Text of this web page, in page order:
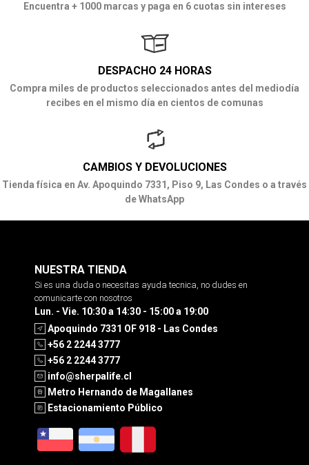
Encuentra + 1000 marcas y paga en 6 cuotas sin intereses
DESPACHO 24 HORAS
Compra miles de productos seleccionados antes del mediodía
recibes en el mismo día en cientos de comunas
CAMBIOS Y DEVOLUCIONES
Tienda física en Av. Apoquindo 7331, Piso 9, Las Condes o a través
de WhatsApp
NUESTRA TIENDA
Si es una duda o necesitas ayuda tecnica, no dudes en
comunicarte con nosotros
Lun. - Vie. 10:30 a 14:30 - 15:00 a 19:00
Apoquindo 7331 OF 918 - Las Condes
+56 2 2244 3777
+56 2 2244 3777
info@sherpalife.cl
Metro Hernando de Magallanes
Estacionamiento Público